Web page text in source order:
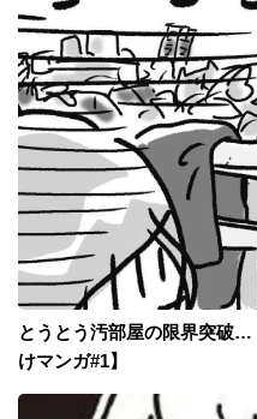
とうとう汚部屋の限界突破
けマンガ#1】